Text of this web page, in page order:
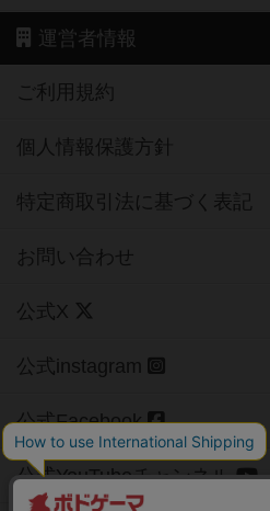
運営者情報
ご利用規約
個人情報保護方針
特定商取引法に基づく表記
お問い合わせ
公式X
公式instagram
公式Facebook
公式YouTubeチャンネル